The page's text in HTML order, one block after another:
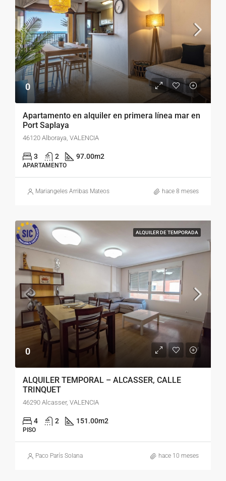
0
Apartamento en alquiler en primera línea mar en
Port Saplaya
46120 Alboraya, VALENCIA
3 2 97.00m2
APARTAMENTO
Mariangeles Arribas Mateos hace 8 meses
ALQUILER DE TEMPORADA
0
ALQUILER TEMPORAL – ALCASSER, CALLE
TRINQUET
46290 Alcasser, VALENCIA
4 2 151.00m2
PISO
Paco París Solana hace 10 meses